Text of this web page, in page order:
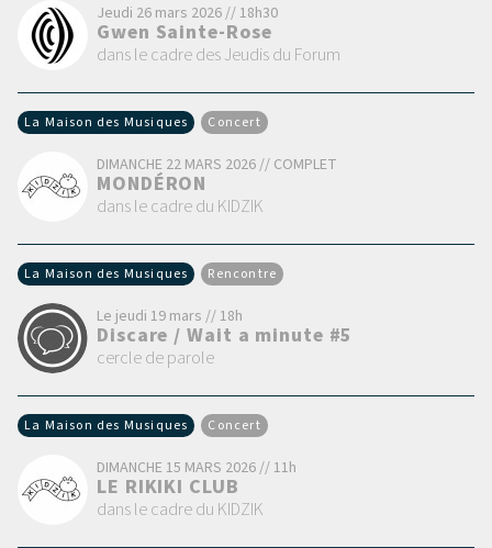
Jeudi 26 mars 2026 // 18h30
Gwen Sainte-Rose
dans le cadre des Jeudis du Forum
La Maison des Musiques Concert
DIMANCHE 22 MARS 2026 // COMPLET
MONDÉRON
dans le cadre du KIDZIK
La Maison des Musiques Rencontre
Le jeudi 19 mars // 18h
Discare / Wait a minute #5
cercle de parole
La Maison des Musiques Concert
DIMANCHE 15 MARS 2026 // 11h
LE RIKIKI CLUB
dans le cadre du KIDZIK